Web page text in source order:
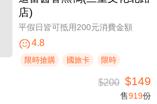
店)
平假日皆可抵用200元消費金額
4.8
限時搶購 國旅卡 限時
$200 $149
售919份